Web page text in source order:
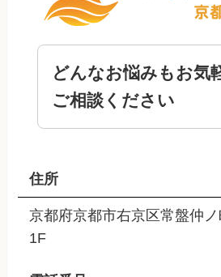
どんなお悩みもお気
ご相談ください
住所
京都府京都市右京区常盤仲
1F